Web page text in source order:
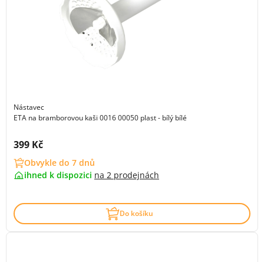
Nástavec
ETA na bramborovou kaši 0016 00050 plast - bílý bílé
Cena s DPH:
399 Kč
Obvykle do 7 dnů
ihned k dispozici na 2 prodejnách
Do košíku